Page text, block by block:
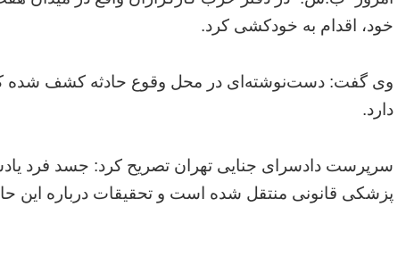
خود، اقدام به خودکشی کرد.
وی گفت: دست‌نوشته‌ای در محل وقوع حادثه کشف شده
دارد.
سرپرست دادسرای جنایی تهران تصریح کرد: جسد فرد
پزشکی قانونی منتقل شده است و تحقیقات درباره این